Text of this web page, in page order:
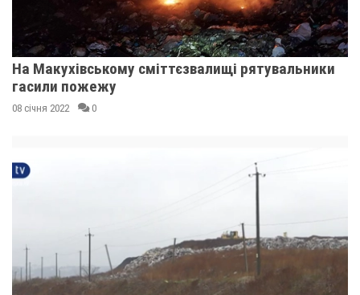
На Макухівському сміттєзвалищі рятувальники
гасили пожежу
08 січня 2022 0